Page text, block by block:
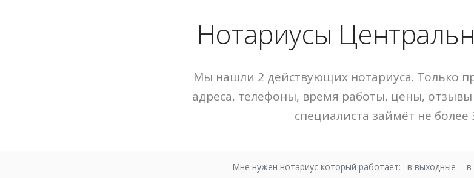
Нотариусы
Мы нашли 2 действующих нотариуса. Только
адреса, телефоны, время работы, цены,
специалиста займёт не более
Мне нужен нотариус который работает: в выходные в